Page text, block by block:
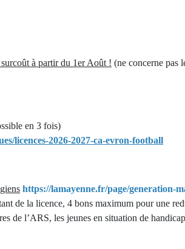
à partir du 1er Août ! (ne concerne pas
en 3 fois)
licences-2026-2027-ca-evron-football
https://lamayenne.fr/page/generation-
de la licence, 4 bons maximum pour une
de l’ARS, les jeunes en situation de